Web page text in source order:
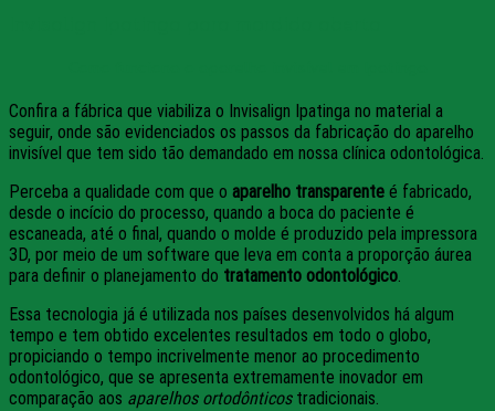
Confira a fábrica que viabiliza o Invisalign Ipatinga no material a
seguir, onde são evidenciados os passos da fabricação do aparelho
invisível que tem sido tão demandado em nossa clínica odontológica.
Perceba a qualidade com que o aparelho transparente é fabricado,
desde o incício do processo, quando a boca do paciente é
escaneada, até o final, quando o molde é produzido pela impressora
3D, por meio de um software que leva em conta a proporção áurea
para definir o planejamento do tratamento odontológico.
Essa tecnologia já é utilizada nos países desenvolvidos há algum
tempo e tem obtido excelentes resultados em todo o globo,
propiciando o tempo incrivelmente menor ao procedimento
odontológico, que se apresenta extremamente inovador em
comparação aos aparelhos ortodônticostradicionais.